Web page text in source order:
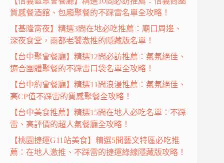
質感餐酒館、包廂聚餐的不踩雷名單全攻略！
【基隆宵夜】精選3間在地必吃推薦：廟口周邊、
深夜食堂，雨都老饕激推的隱藏版名單！
【台中聚會餐廳】精選12間必訪推薦：氣氛絕佳、
適合團體聚餐的不踩雷口袋名單全攻略！
【台中約會餐廳】精選11間浪漫推薦：氣氛絕佳、
高CP值不踩雷的質感聚餐全攻略！
【台中美食推薦】精選15間在地人必吃名單：不踩
雷、高評價的超人氣餐廳全攻略！
【桃園捷運G11站美食】精選5間藝文特區必吃推
薦：在地人激推、不踩雷的捷運綠線隱藏版攻略！